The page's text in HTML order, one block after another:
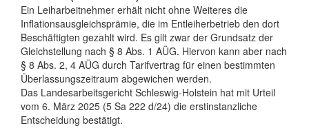
Ein Leiharbeitnehmer erhält nicht ohne Weiteres die
Inflationsausgleichsprämie, die im Entleiherbetrieb den dort
Beschäftigten gezahlt wird. Es gilt zwar der Grundsatz der
Gleichstellung nach § 8 Abs. 1 AÜG. Hiervon kann aber nach
§ 8 Abs. 2, 4 AÜG durch Tarifvertrag für einen bestimmten
Überlassungszeitraum abgewichen werden.
Das Landesarbeitsgericht Schleswig-Holstein hat mit Urteil
vom 6. März 2025 (5 Sa 222 d/24) die erstinstanzliche
Entscheidung bestätigt.